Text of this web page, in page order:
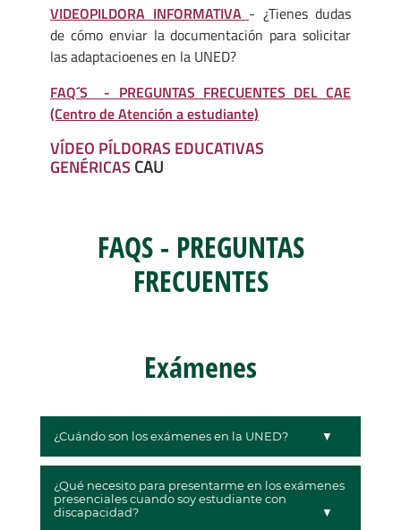
VIDEOPILDORA INFORMATIVA - ¿Tienes dudas
de cómo enviar la documentación para solicitar
las adaptacioenes en la UNED?
FAQ´S - PREGUNTAS FRECUENTES DEL CAE
(Centro de Atención a estudiante)
VÍDEO PÍLDORAS EDUCATIVAS
GENÉRICAS CAU
FAQS - PREGUNTAS
FRECUENTES
Exámenes
¿Cuándo son los exámenes en la UNED?
¿Qué necesito para presentarme en los exámenes
presenciales cuando soy estudiante con
discapacidad?